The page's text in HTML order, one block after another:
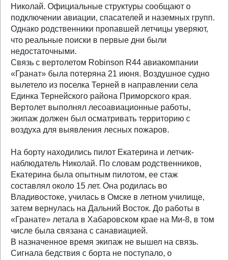
Николай. Официальные структуры сообщают о
подключении авиации, спасателей и наземных групп.
Однако родственники пропавшей летчицы уверяют,
что реальные поиски в первые дни были
недостаточными.
Связь с вертолетом Robinson R44 авиакомпании
«Гранат» была потеряна 21 июня. Воздушное судно
вылетело из поселка Терней в направлении села
Единка Тернейского района Приморского края.
Вертолет выполнял лесоавиационные работы,
экипаж должен был осматривать территорию с
воздуха для выявления лесных пожаров.
На борту находились пилот Екатерина и летчик-
наблюдатель Николай. По словам родственников,
Екатерина была опытным пилотом, ее стаж
составлял около 15 лет. Она родилась во
Владивостоке, училась в Омске в летном училище,
затем вернулась на Дальний Восток. До работы в
«Гранате» летала в Хабаровском крае на Ми-8, в том
числе была связана с санавиацией.
В назначенное время экипаж не вышел на связь.
Сигнала бедствия с борта не поступало, о